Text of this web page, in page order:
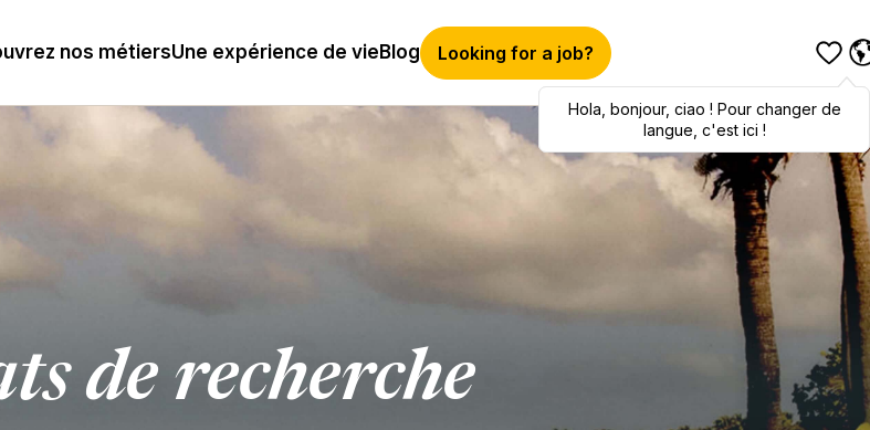
nos métiersUne expérience de vie Blog Looking for a job?
Hola,bonjour,ciao! To switch
languages, click here!
Hola bonjour, ciao ! Pour changer de
langue, c'est ici !
de recherche